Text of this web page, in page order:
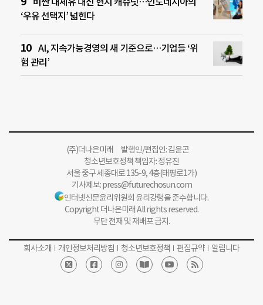
‘우유 선택지’ 넓힌다
AI, 지속가능경영의 새 기준으로…기업들 ‘위
험 관리’
(주)더나은미래 발행인/편집인: 김윤곤
청소년보호정책 책임자: 정유진
서울 중구 세종대로 135-9, 4층(태평로1가)
기사제보:press@futurechosun.com
인터넷신문윤리위원회 윤리강령을 준수합니다.
Copyright 더나은미래 All rights reserved.
무단 전재 및 재배포 금지.
회사소개 개인정보처리방침 청소년보호정책 편집규약 알립니다